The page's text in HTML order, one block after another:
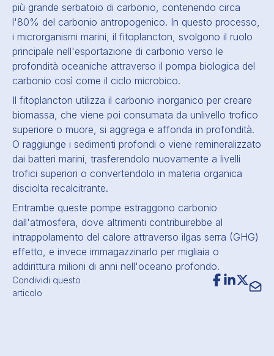
Condividi questo
articolo
più grande serbatoio di carbonio, contenendo circa
l'80% del carbonio antropogenico. In questo processo,
i microrganismi marini, il fitoplancton, svolgono il ruolo
principale nell'esportazione di carbonio verso le
profondità oceaniche attraverso il pompa biologica del
carbonio così come il ciclo microbico.
Il fitoplancton utilizza il carbonio inorganico per creare
biomassa, che viene poi consumata da unlivello trofico
superiore o muore, si aggrega e affonda in profondità.
O raggiunge i sedimenti profondi o viene remineralizzato
dai batteri marini, trasferendolo nuovamente a livelli
trofici superiori o convertendolo in materia organica
disciolta recalcitrante.
Entrambe queste pompe estraggono carbonio
dall'atmosfera, dove altrimenti contribuirebbe al
intrappolamento del calore attraverso ilgas serra (GHG)
effetto, e invece immagazzinarlo per migliaia o
addirittura milioni di anni nell'oceano profondo.